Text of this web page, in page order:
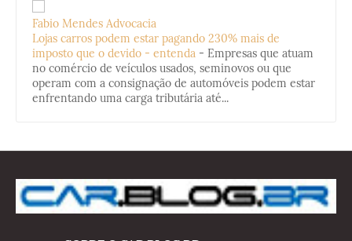
Fabio Mendes Advocacia
Lojas carros podem estar pagando 230% mais de
imposto que o devido - entenda - Empresas que atuam
no comércio de veículos usados, seminovos ou que
operam com a consignação de automóveis podem estar
enfrentando uma carga tributária até...